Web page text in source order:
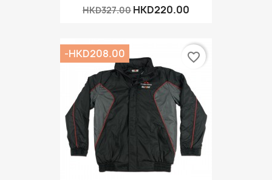
HKD327.00 HKD220.00
-HKD208.00 favorite_border